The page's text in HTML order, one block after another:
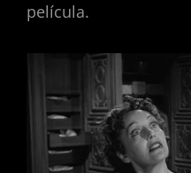
película.